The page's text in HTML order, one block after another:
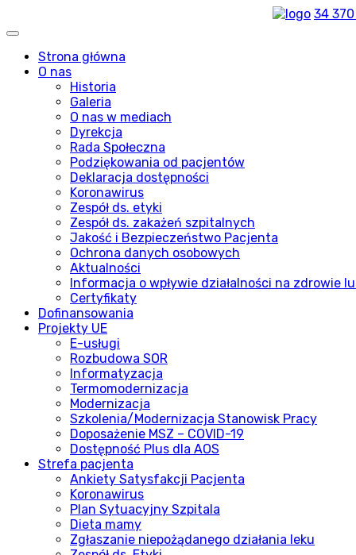
34
Strona główna
O nas
Historia
Galeria
O nas w mediach
Dyrekcja
Rada Społeczna
Podziękowania od pacjentów
Deklaracja dostępności
Koronawirus
Zespół ds. etyki
Zespół ds. zakażeń szpitalnych
Jakość i Bezpieczeństwo Pacjenta
Ochrona danych osobowych
Aktualności
Informacja o wpływie działalności na zdrowie
Certyfikaty
Dofinansowania
Projekty UE
E-usługi
Rozbudowa SOR
Informatyzacja
Termomodernizacja
Modernizacja
Szkolenia/Modernizacja Stanowisk Pracy
Doposażenie MSZ – COVID-19
Dostępność Plus dla AOS
Strefa pacjenta
Ankiety Satysfakcji Pacjenta
Koronawirus
Plan Sytuacyjny Szpitala
Dieta mamy
Zgłaszanie niepożądanego działania leku